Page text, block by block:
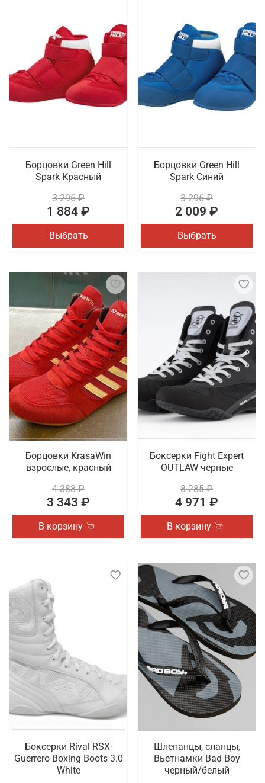
Борцовки Green Hill
Spark Красный
3 296 ₽
1 884 ₽
Выбрать
Борцовки Green Hill
Spark Синий
3 296 ₽
2 009 ₽
Выбрать
Борцовки KrasaWin
взрослые, красный
4 388 ₽
3 343 ₽
В корзину
Боксерки Fight Expert
OUTLAW черные
8 285 ₽
4 971 ₽
В корзину
Боксерки Rival RSX-
Guerrero Boxing Boots 3.0
White
Шлепанцы, сланцы,
Вьетнамки Bad Boy
черный/белый